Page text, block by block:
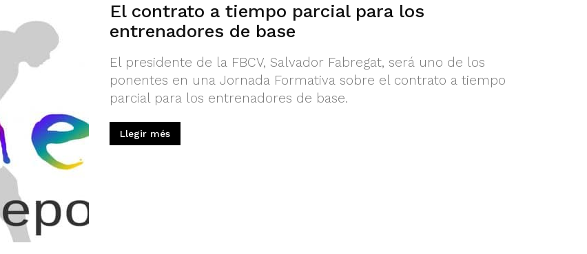
El contrato a tiempo parcial para los
entrenadores de base
El presidente de la FBCV, Salvador Fabregat, será uno de los
ponentes en una Jornada Formativa sobre el contrato a tiempo
parcial para los entrenadores de base.
Llegir més